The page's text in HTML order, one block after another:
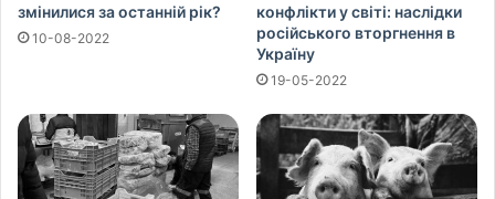
змінилися за останній рік?
10-08-2022
конфлікти у світі: наслідки
російського вторгнення в
Україну
19-05-2022